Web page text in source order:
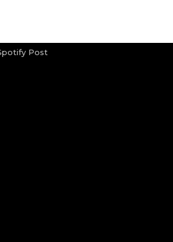
Post